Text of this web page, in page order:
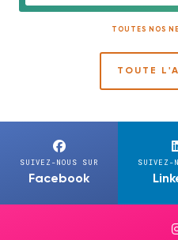
TOUTES NOS
TOUTE
SUIVEZ-NOUS SUR
Facebook
SUIVEZ-